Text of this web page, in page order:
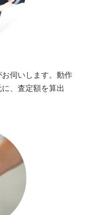
伺いします。動作
、査定額を算出